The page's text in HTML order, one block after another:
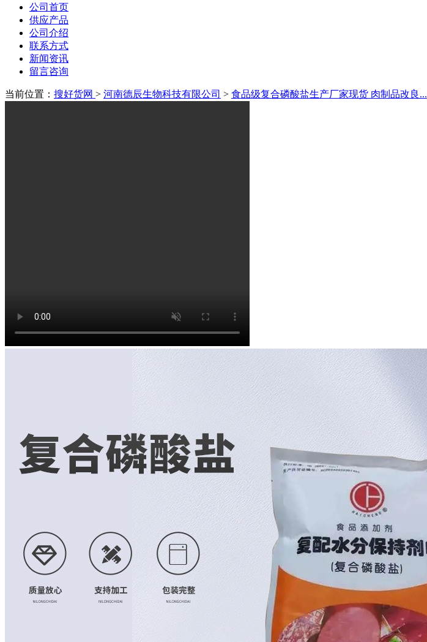
公司首页
供应产品
公司介绍
联系方式
新闻资讯
留言咨询
当前位置： 搜好货网 > 河南德辰生物科技有限公司 > 食品级复合磷酸盐生产厂家现货 肉制品改良...